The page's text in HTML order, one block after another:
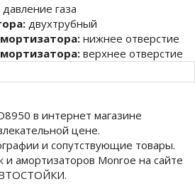
давление газа
двухтрубный
нижнее отверстие
верхнее отверстие
в интернет магазине
цене.
и сопутствующие товары.
амортизаторов Monroe на сайте